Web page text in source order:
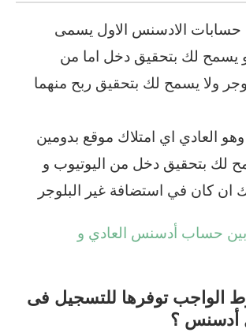
حسابات الادسنس الاول يسمى
يسمح لك بتحقيق دخل اما من
ولا يسمح لك بتحقيق ربح منهما
العادي اي امتلاك موقع بدومين
لك بتحقيق دخل من اليوتيوب و
ان كان في استضافة غير البلوجر
بين حساب أدسنس العادي و
الواجب توفرها للتسجيل فى
أدسنس ؟